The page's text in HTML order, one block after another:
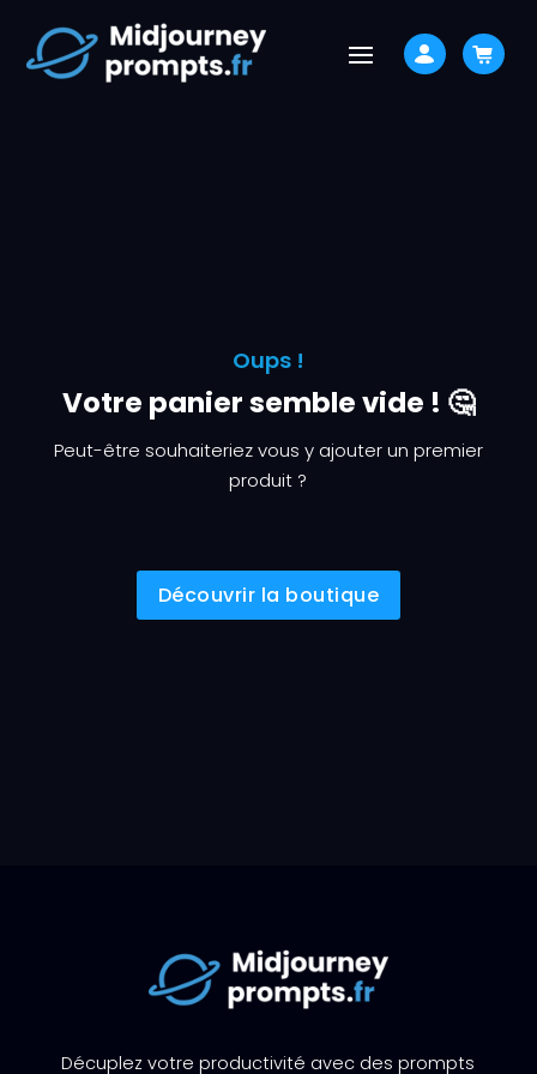
Oups !
Votre panier semble vide ! 🤔
Peut-être souhaiteriez vous y ajouter un premier
produit ?
Découvrir la boutique
Décuplez votre productivité avec des prompts